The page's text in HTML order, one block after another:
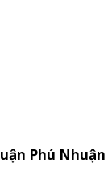
Phú Nhuận